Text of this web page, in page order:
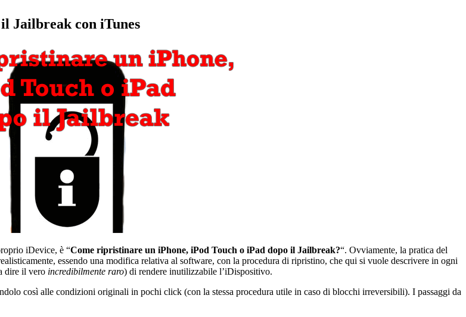
Jailbreak con iTunes
iDevice, è “Come ripristinare un iPhone, iPod Touch o iPad dopo il Jailbreak?“. Ovviamente, la pratica del
essendo una modifica relativa al software, con la procedura di ripristino, che qui si vuole descrivere in ogni
dire il vero incredibilmente raro) di rendere inutilizzabile l’iDispositivo.
così alle condizioni originali in pochi click (con la stessa procedura utile in caso di blocchi irreversibili). I passaggi da